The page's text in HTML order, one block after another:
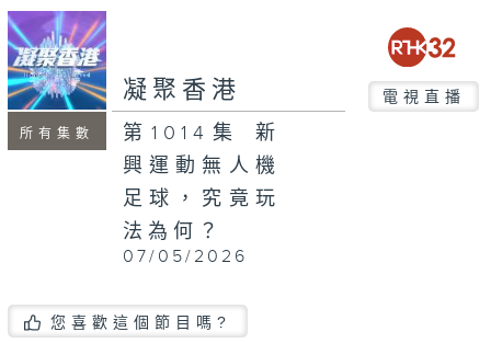
minutes,
7
seconds
所有集數
凝聚香港 電視直播
第1014集 新
興運動無人機
足球，究竟玩
法為何？
07/05/2026
您喜歡這個節目嗎?